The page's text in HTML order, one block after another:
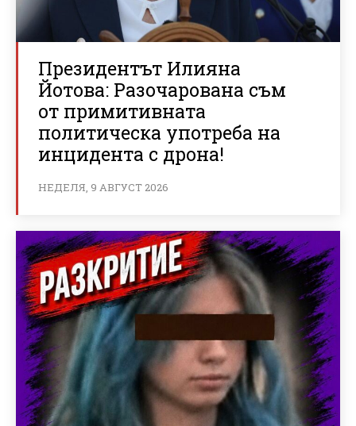
Президентът Илияна
Йотова: Разочарована съм
от примитивната
политическа употреба на
инцидента с дрона!
НЕДЕЛЯ, 9 АВГУСТ 2026